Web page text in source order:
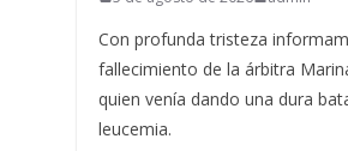
Con profunda tristeza
fallecimiento de la árbitra
quien venía dando una dura
leucemia.